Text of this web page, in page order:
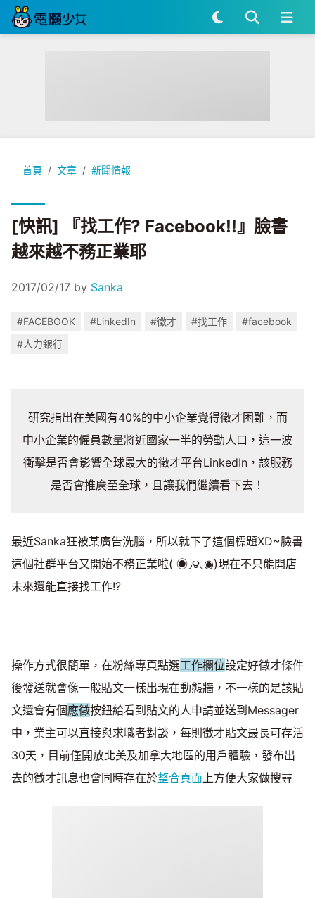
首頁 文章 新聞情報
[快訊] 『找工作? Facebook!!』臉書越來越不務正業耶
[快訊] 『找工作? Facebook!!』臉書
越來越不務正業耶
2017/02/17 by Sanka
#FACEBOOK #LinkedIn #徵才 #找工作
#facebook
#人力銀行
研究指出在美國有40%的中小企業覺得徵才困難，而
中小企業的僱員數量將近國家一半的勞動人口，這一波
衝擊是否會影響全球最大的徵才平台LinkedIn，該服務
是否會推廣至全球，且讓我們繼續看下去！
最近Sanka狂被某廣告洗腦，所以就下了這個標題XD~臉書
這個社群平台又開始不務正業啦( ◉◞౪◟◉)現在不只能開店
未來還能直接找工作!?
操作方式很簡單，在粉絲專頁點選工作欄位設定好徵才條件
後發送就會像一般貼文一樣出現在動態牆，不一樣的是該貼
文還會有個應徵按鈕給看到貼文的人申請並送到Messager
中，業主可以直接與求職者對談，每則徵才貼文最長可存活
30天，目前僅開放北美及加拿大地區的用戶體驗，發布出
去的徵才訊息也會同時存在於整合頁面上方便大家做搜尋